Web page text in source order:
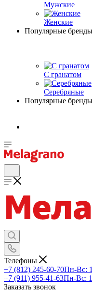
Мужские
Женские
Популярные бренды
С гранатом
Серебряные
Популярные бренды
Телефоны
+7 (812) 245-60-70Пн-Вс:
+7 (911) 955-41-63Пн-Вс:
Заказать звонок